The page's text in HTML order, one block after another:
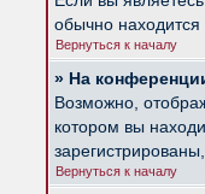
обычно находится
Вернуться к началу
» На
Возможно,
котором вы
Вернуться к началу